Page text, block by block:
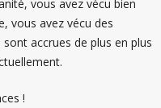
vous avez vécu bien
vous avez vécu des
accrues de plus en plus
!